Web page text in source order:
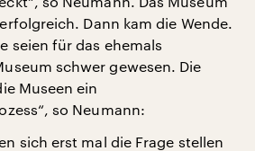
Dann kam die Wende.
seien für das ehemals
schwer gewesen. Die
Museen ein
so Neumann:
sich erst mal die Frage stellen